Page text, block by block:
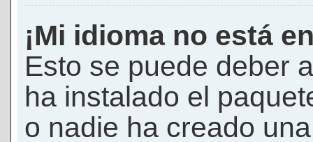
¡Mi idioma no está
Esto se puede deber
ha instalado el
o nadie ha creado